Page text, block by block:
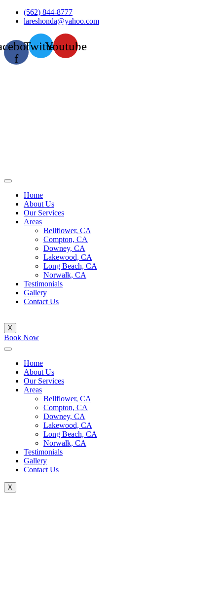
Skip
(562) 844-8777
lareshonda@yahoo.com
f
TwitterYoutube
Home
About Us
Our Services
Areas
Bellflower, CA
Compton, CA
Downey, CA
Lakewood, CA
Long Beach, CA
Norwalk, CA
Testimonials
Gallery
Contact Us
X
Book Now
Home
About Us
Our Services
Areas
Bellflower, CA
Compton, CA
Downey, CA
Lakewood, CA
Long Beach, CA
Norwalk, CA
Testimonials
Gallery
Contact Us
X